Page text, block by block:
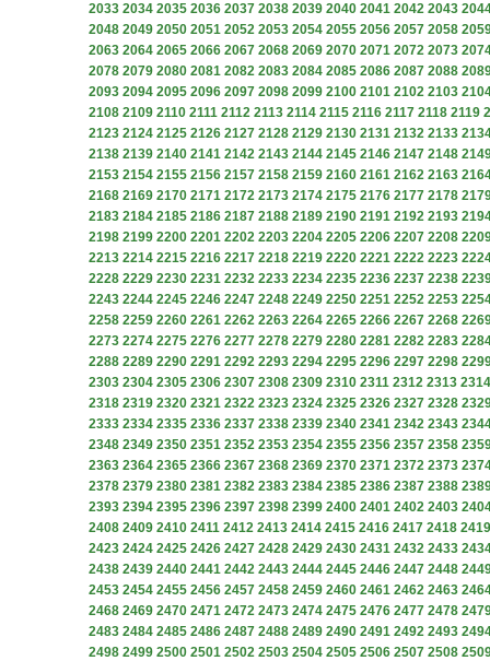
2033 2034 2035 2036 2037 2038 2039 2040 2041 2042 2043
2048 2049 2050 2051 2052 2053 2054 2055 2056 2057 2058
2063 2064 2065 2066 2067 2068 2069 2070 2071 2072 2073
2078 2079 2080 2081 2082 2083 2084 2085 2086 2087 2088
2093 2094 2095 2096 2097 2098 2099 2100 2101 2102 2103
2108 2109 2110 2111 2112 2113 2114 2115 2116 2117 2118 2119
2123 2124 2125 2126 2127 2128 2129 2130 2131 2132 2133
2138 2139 2140 2141 2142 2143 2144 2145 2146 2147 2148
2153 2154 2155 2156 2157 2158 2159 2160 2161 2162 2163
2168 2169 2170 2171 2172 2173 2174 2175 2176 2177 2178
2183 2184 2185 2186 2187 2188 2189 2190 2191 2192 2193
2198 2199 2200 2201 2202 2203 2204 2205 2206 2207 2208
2213 2214 2215 2216 2217 2218 2219 2220 2221 2222 2223
2228 2229 2230 2231 2232 2233 2234 2235 2236 2237 2238
2243 2244 2245 2246 2247 2248 2249 2250 2251 2252 2253
2258 2259 2260 2261 2262 2263 2264 2265 2266 2267 2268
2273 2274 2275 2276 2277 2278 2279 2280 2281 2282 2283
2288 2289 2290 2291 2292 2293 2294 2295 2296 2297 2298
2303 2304 2305 2306 2307 2308 2309 2310 2311 2312 2313 2314
2318 2319 2320 2321 2322 2323 2324 2325 2326 2327 2328
2333 2334 2335 2336 2337 2338 2339 2340 2341 2342 2343
2348 2349 2350 2351 2352 2353 2354 2355 2356 2357 2358
2363 2364 2365 2366 2367 2368 2369 2370 2371 2372 2373
2378 2379 2380 2381 2382 2383 2384 2385 2386 2387 2388
2393 2394 2395 2396 2397 2398 2399 2400 2401 2402 2403
2408 2409 2410 2411 2412 2413 2414 2415 2416 2417 2418 2419
2423 2424 2425 2426 2427 2428 2429 2430 2431 2432 2433
2438 2439 2440 2441 2442 2443 2444 2445 2446 2447 2448
2453 2454 2455 2456 2457 2458 2459 2460 2461 2462 2463
2468 2469 2470 2471 2472 2473 2474 2475 2476 2477 2478
2483 2484 2485 2486 2487 2488 2489 2490 2491 2492 2493
2498 2499 2500 2501 2502 2503 2504 2505 2506 2507 2508